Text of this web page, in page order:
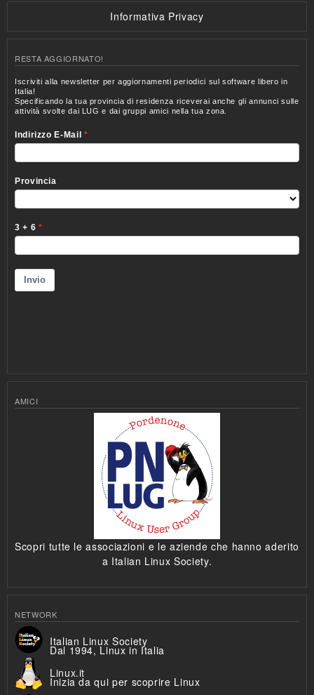
Informativa Privacy
RESTA AGGIORNATO!
AMICI
Scopri tutte le associazioni e le aziende che hanno aderito
a Italian Linux Society.
NETWORK
Italian Linux Society
Dal 1994, Linux in Italia
Linux.it
Inizia da qui per scoprire Linux